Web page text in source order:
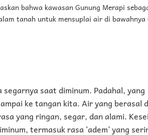
bahwa kawasan Gunung Merapi
tanah untuk mensuplai air di
saat diminum. Padahal, yang
ke tangan kita. Air yang berasal
yang ringan, segar, dan alami.
termasuk rasa ‘adem’ yang